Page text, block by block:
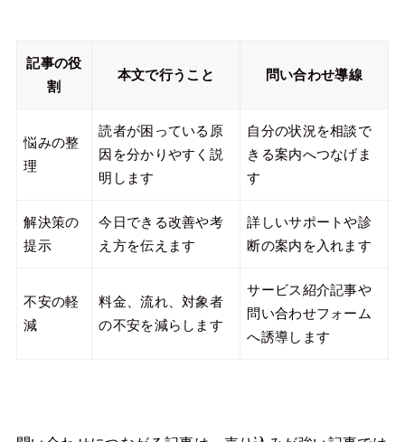
記事の役
割
本文で行うこと 問い合わせ導線
悩みの整
理
読者が困っている原
因を分かりやすく説
明します
自分の状況を相談で
きる案内へつなげま
す
解決策の
提示
今日できる改善や考
え方を伝えます
詳しいサポートや診
断の案内を入れます
不安の軽
減
料金、流れ、対象者
の不安を減らします
サービス紹介記事や
問い合わせフォーム
へ誘導します